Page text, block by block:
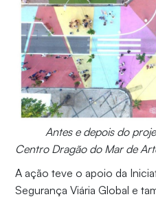
Antes e depois do
Centro Dragão do Mar de
A ação teve o apoio da
Segurança Viária Global e